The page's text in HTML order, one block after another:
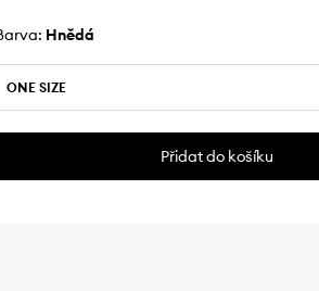
hnědá
ONE SIZE
Přidat do košíku